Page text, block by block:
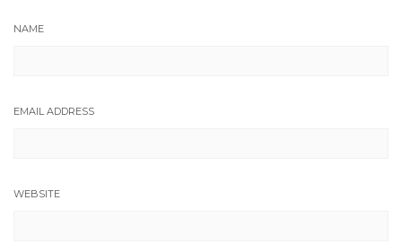
NAME
EMAIL ADDRESS
WEBSITE